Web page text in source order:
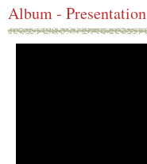
Album - Presentation